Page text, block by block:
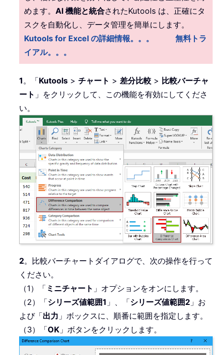
めます。 AI 機能と統合されたKutools は、正確にタ
スクを自動化し、データ管理を簡単にします。
Kutools for Excel の詳細情報。。。
無料トラ
イアル。。。
1。「Kutools > チャート > 差分比較 > 比較バーチャ
ート 」をクリックして、この機能を有効にしてくださ
い。
2。比較バーチャートダイアログで、次の操作を行って
ください。
（1）「 ミニチャート 」オプションをオンにします。
（2）「シリーズ値範囲1 」、「シリーズ値範囲2 」お
よび「出力 」ボックスに、順番に範囲を指定します。
（3）「OK 」ボタンをクリックします。